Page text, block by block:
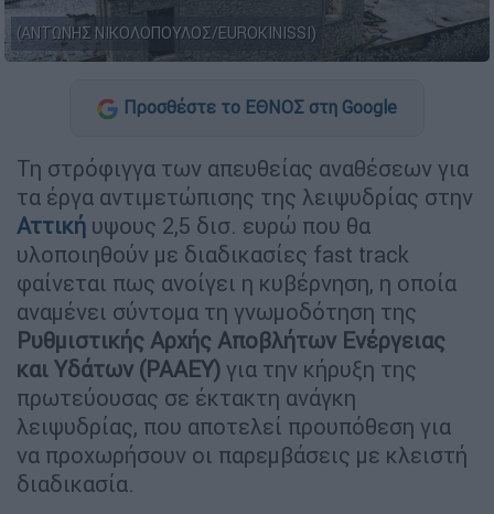
(ΑΝΤΩΝΗΣ ΝΙΚΟΛΟΠΟΥΛΟΣ/EUROKINISSI)
Προσθέστε το ΕΘΝΟΣ στη Google
Τη στρόφιγγα των απευθείας αναθέσεων για
τα έργα αντιμετώπισης της λειψυδρίας στην
Αττική υψους 2,5 δισ. ευρώ που θα
υλοποιηθούν με διαδικασίες fast track
φαίνεται πως ανοίγει η κυβέρνηση, η οποία
αναμένει σύντομα τη γνωμοδότηση της
Ρυθμιστικής Αρχής Αποβλήτων Ενέργειας
και Υδάτων (ΡΑΑΕΥ) για την κήρυξη της
πρωτεύουσας σε έκτακτη ανάγκη
λειψυδρίας, που αποτελεί προυπόθεση για
να προχωρήσουν οι παρεμβάσεις με κλειστή
διαδικασία.